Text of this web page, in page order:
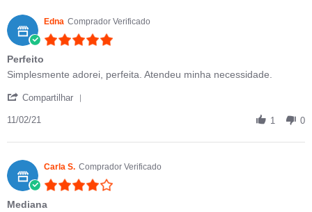
Edna Comprador Verificado
Perfeito
Review by Edna on 11 Feb 2021
review stating Perfeito
Simplesmente adorei, perfeita. Atendeu minha necessidade.
Compartilhar
11/02/21 1 0
Carla S. Comprador Verificado
Mediana